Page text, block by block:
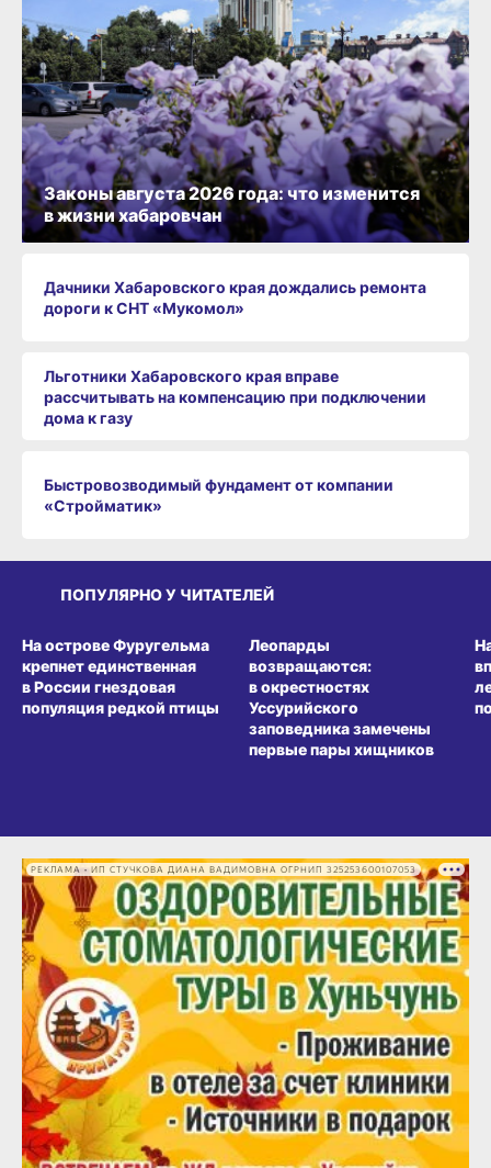
Дачники Хабаровского края дождались ремонта
дороги к СНТ «Мукомол»
Льготники Хабаровского края вправе
рассчитывать на компенсацию при подключении
дома к газу
Быстровозводимый фундамент от компании
«Стройматик»
Законы августа 2026 года: что изменится
в жизни хабаровчан
ПОПУЛЯРНО У ЧИТАТЕЛЕЙ
На острове Фуругельма
крепнет единственная
в России гнездовая
популяция редкой птицы
Леопарды
возвращаются:
в окрестностях
Уссурийского
заповедника замечены
первые пары хищников
РЕКЛАМА • ИП СТУЧКОВА ДИАНА ВАДИМОВНА ОГРНИП 325253600107053